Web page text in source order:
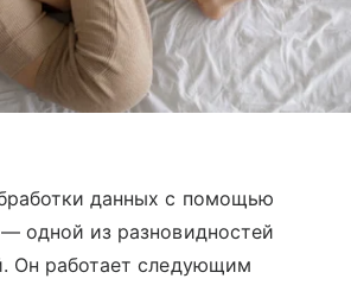
данных с помощью
одной из разновидностей
Он работает следующим